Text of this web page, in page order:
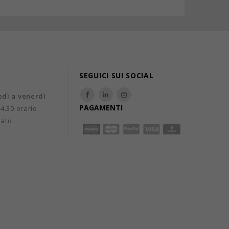
a venerdì
orario
SEGUICI SUI SOCIAL
PAGAMENTI